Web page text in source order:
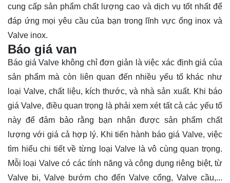
cung cấp sản phẩm chất lượng cao và dịch vụ tốt nhất để
đáp ứng mọi yêu cầu của bạn trong lĩnh vực ống inox và
Valve inox.
Báo giá van
Báo giá Valve không chỉ đơn giản là việc xác định giá của
sản phẩm mà còn liên quan đến nhiều yếu tố khác như
loại Valve, chất liệu, kích thước, và nhà sản xuất. Khi báo
giá Valve, điều quan trọng là phải xem xét tất cả các yếu tố
này để đảm bảo rằng bạn nhận được sản phẩm chất
lượng với giá cả hợp lý. Khi tiến hành báo giá Valve, việc
tìm hiểu chi tiết về từng loại Valve là vô cùng quan trọng.
Mỗi loại Valve có các tính năng và công dụng riêng biệt, từ
Valve bi, Valve bướm cho đến Valve cổng, Valve cầu,...